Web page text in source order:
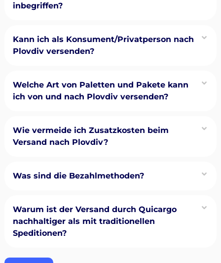
inbegriffen?
Kann ich als Konsument/Privatperson nach
Plovdiv versenden?
Welche Art von Paletten und Pakete kann
ich von und nach Plovdiv versenden?
Wie vermeide ich Zusatzkosten beim
Versand nach Plovdiv?
Was sind die Bezahlmethoden?
Warum ist der Versand durch Quicargo
nachhaltiger als mit traditionellen
Speditionen?